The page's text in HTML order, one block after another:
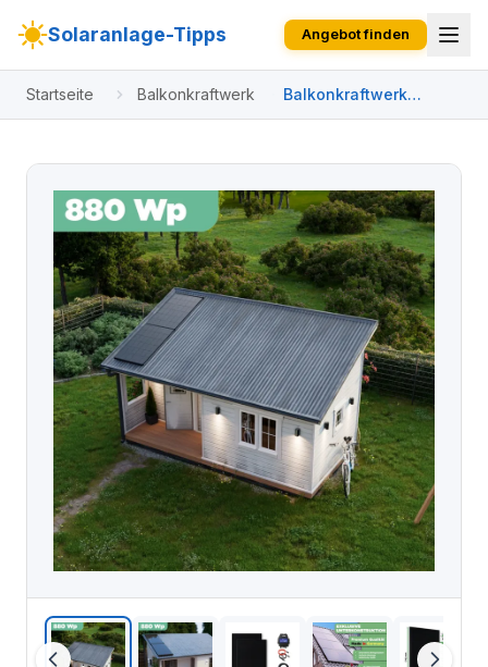
Solaranlage-Tipps Angebot finden
Startseite Balkonkraftwerk
Balkonkraftwerk
Trapezblech 880 Wp
W / Trina Solar / 440
Bifazial) / Premium
Halterung / zwei
Reihen hochkant / 2
Module